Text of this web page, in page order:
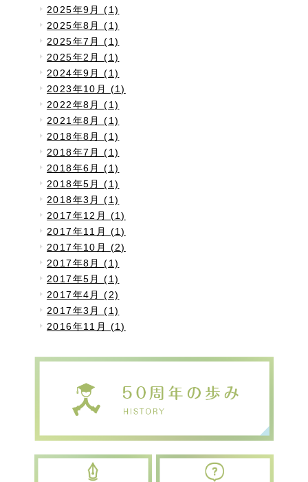
2025年9月 (1)
2025年8月 (1)
2025年7月 (1)
2025年2月 (1)
2024年9月 (1)
2023年10月 (1)
2022年8月 (1)
2021年8月 (1)
2018年8月 (1)
2018年7月 (1)
2018年6月 (1)
2018年5月 (1)
2018年3月 (1)
2017年12月 (1)
2017年11月 (1)
2017年10月 (2)
2017年8月 (1)
2017年5月 (1)
2017年4月 (2)
2017年3月 (1)
2016年11月 (1)